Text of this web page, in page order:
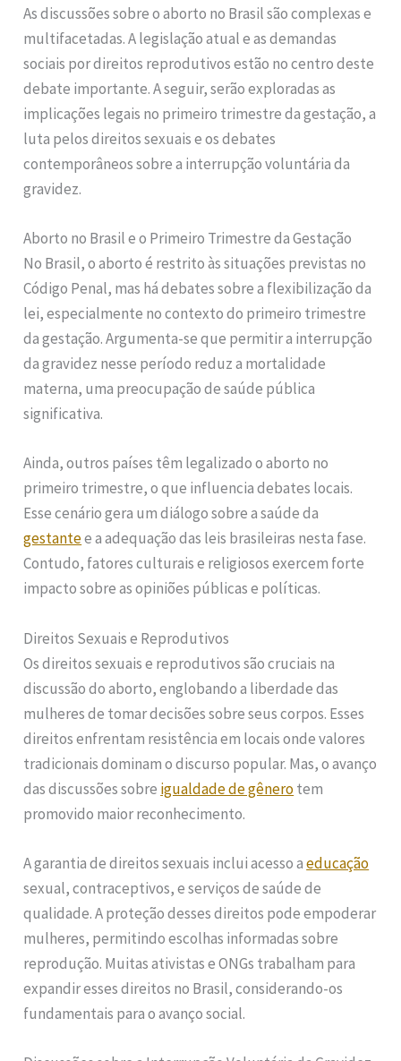
As discussões sobre o aborto no Brasil são complexas e
multifacetadas. A legislação atual e as demandas
sociais por direitos reprodutivos estão no centro deste
debate importante. A seguir, serão exploradas as
implicações legais no primeiro trimestre da gestação, a
luta pelos direitos sexuais e os debates
contemporâneos sobre a interrupção voluntária da
gravidez.
Aborto no Brasil e o Primeiro Trimestre da Gestação
No Brasil, o aborto é restrito às situações previstas no
Código Penal, mas há debates sobre a flexibilização da
lei, especialmente no contexto do primeiro trimestre
da gestação. Argumenta-se que permitir a interrupção
da gravidez nesse período reduz a mortalidade
materna, uma preocupação de saúde pública
significativa.
Ainda, outros países têm legalizado o aborto no
primeiro trimestre, o que influencia debates locais.
Esse cenário gera um diálogo sobre a saúde da
gestantee a adequação das leis brasileiras nesta fase.
Contudo, fatores culturais e religiosos exercem forte
impacto sobre as opiniões públicas e políticas.
Direitos Sexuais e Reprodutivos
Os direitos sexuais e reprodutivos são cruciais na
discussão do aborto, englobando a liberdade das
mulheres de tomar decisões sobre seus corpos. Esses
direitos enfrentam resistência em locais onde valores
tradicionais dominam o discurso popular. Mas, o avanço
das discussões sobre igualdade de gênerotem
promovido maior reconhecimento.
A garantia de direitos sexuais inclui acesso aeducação
sexual, contraceptivos, e serviços de saúde de
qualidade. A proteção desses direitos pode empoderar
mulheres, permitindo escolhas informadas sobre
reprodução. Muitas ativistas e ONGs trabalham para
expandir esses direitos no Brasil, considerando-os
fundamentais para o avanço social.